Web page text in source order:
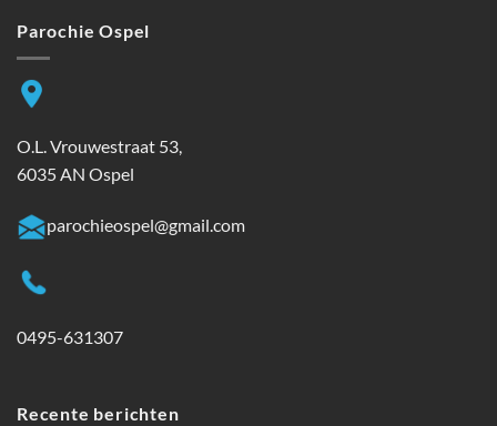
Parochie Ospel
O.L. Vrouwestraat 53,
6035 AN Ospel
parochieospel@gmail.com
0495-631307
Recente berichten